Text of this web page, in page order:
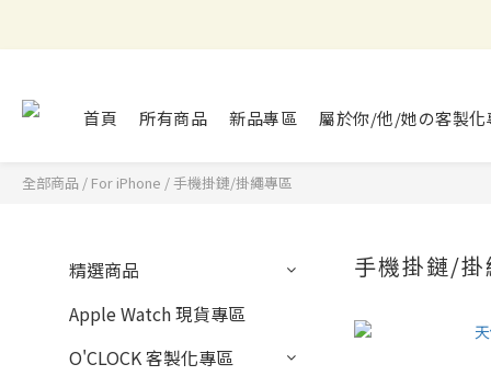
首頁 所有商品 新品專區 屬於你/他/她の客製化
全部商品 / For iPhone /手機掛鏈/掛繩專區
精選商品
Apple Watch 現貨專區
O'CLOCK 客製化專區
手機掛鏈/